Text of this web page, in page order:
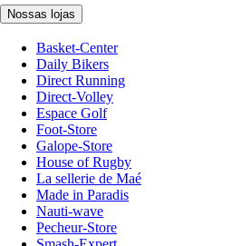
Nossas lojas
Basket-Center
Daily Bikers
Direct Running
Direct-Volley
Espace Golf
Foot-Store
Galope-Store
House of Rugby
La sellerie de Maé
Made in Paradis
Nauti-wave
Pecheur-Store